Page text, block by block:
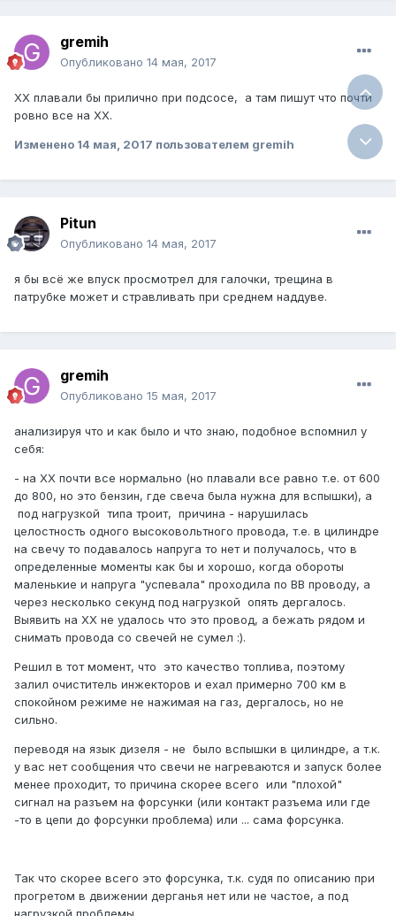
gremih
Опубликовано 14 мая, 2017
ХХ плавали бы прилично при подсосе, а там пишут что почти
ровно все на ХХ.
Изменено 14 мая, 2017 пользователем gremih
Pitun
Опубликовано 14 мая, 2017
я бы всё же впуск просмотрел для галочки, трещина в
патрубке может и стравливать при среднем наддуве.
gremih
Опубликовано 15 мая, 2017
анализируя что и как было и что знаю, подобное вспомнил у
себя:
- на ХХ почти все нормально (но плавали все равно т.е. от 600
до 800, но это бензин, где свеча была нужна для вспышки), а
под нагрузкой типа троит, причина - нарушилась
целостность одного высоковольтного провода, т.е. в цилиндре
на свечу то подавалось напруга то нет и получалось, что в
определенные моменты как бы и хорошо, когда обороты
маленькие и напруга "успевала" проходила по ВВ проводу, а
через несколько секунд под нагрузкой опять дергалось.
Выявить на ХХ не удалось что это провод, а бежать рядом и
снимать провода со свечей не сумел :).
Решил в тот момент, что это качество топлива, поэтому
залил очиститель инжекторов и ехал примерно 700 км в
спокойном режиме не нажимая на газ, дергалось, но не
сильно.
переводя на язык дизеля - не было вспышки в цилиндре, а т.к.
у вас нет сообщения что свечи не нагреваются и запуск более
менее проходит, то причина скорее всего или "плохой"
сигнал на разъем на форсунки (или контакт разъема или где
-то в цепи до форсунки проблема) или ... сама форсунка.
Так что скорее всего это форсунка, т.к. судя по описанию при
прогретом в движении дерганья нет или не частое, а под